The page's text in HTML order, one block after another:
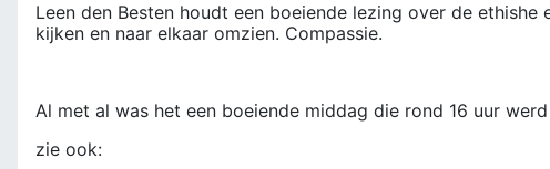
Leen den Besten houdt een boeiende lezing over de
kijken en naar elkaar omzien. Compassie.
Al met al was het een boeiende middag die rond 16 uur
zie ook: